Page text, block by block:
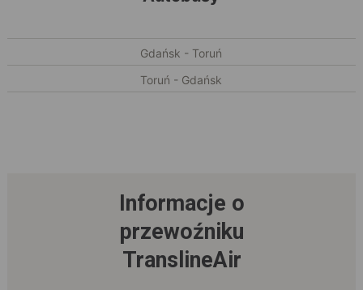
Gdańsk - Toruń
Toruń - Gdańsk
Informacje o
przewoźniku
TranslineAir